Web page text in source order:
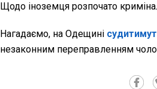
Щодо іноземця розпочато
Нагадаємо, на Одещині
незаконним переправленням